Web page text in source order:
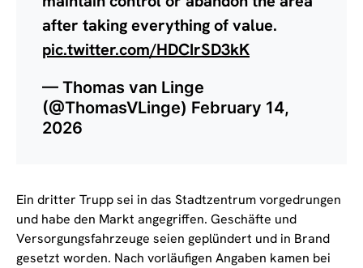
after taking everything of value.
pic.twitter.com/HDCIrSD3kK
— Thomas van Linge
(@ThomasVLinge) February 14,
2026
Ein dritter Trupp sei in das Stadtzentrum vorgedrungen
und habe den Markt angegriffen. Geschäfte und
Versorgungsfahrzeuge seien geplündert und in Brand
gesetzt worden. Nach vorläufigen Angaben kamen bei